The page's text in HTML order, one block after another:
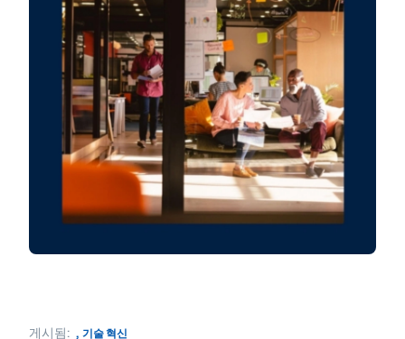
습, 그리고 비즈니스 운영에 관한 우리의 인식을
혁신할 뿐만 아니라, 안전하게 존중하면서 책임
감 있게 사용한다면 사회를 바꿀 수 있습니다.
모든 규모의 기업에 영향을 미칠 수 있죠.
Workday의 관점에서 생각해 볼까요? 이미 많은
들이 AI 혁명에 관해 이야기하고 있습니다. 우리
는 지난 10년 동안 이 시기에 대비해 왔습니다.
최근 10년간 Workday 플랫폼의 코어에 본격적
으로 ML과 AI를 구현했습니다. 즉, 기본 제공되
는 요소이며
끼워 넣는 방식이 아닙니다. Workday는 모델을
년간의 노력을 바탕으로 우리 모두 미래로 나아
게시됨: , 기술 혁신